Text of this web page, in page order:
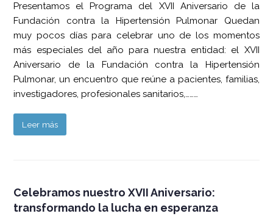
Presentamos el Programa del XVII Aniversario de la
Fundación contra la Hipertensión Pulmonar Quedan
muy pocos días para celebrar uno de los momentos
más especiales del año para nuestra entidad: el XVII
Aniversario de la Fundación contra la Hipertensión
Pulmonar, un encuentro que reúne a pacientes, familias,
investigadores, profesionales sanitarios,………
Leer más
Celebramos nuestro XVII Aniversario:
transformando la lucha en esperanza